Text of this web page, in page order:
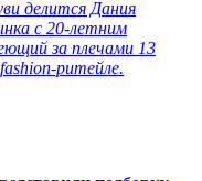
делится Дания
с 20-летним
за плечами 13
ритейле.